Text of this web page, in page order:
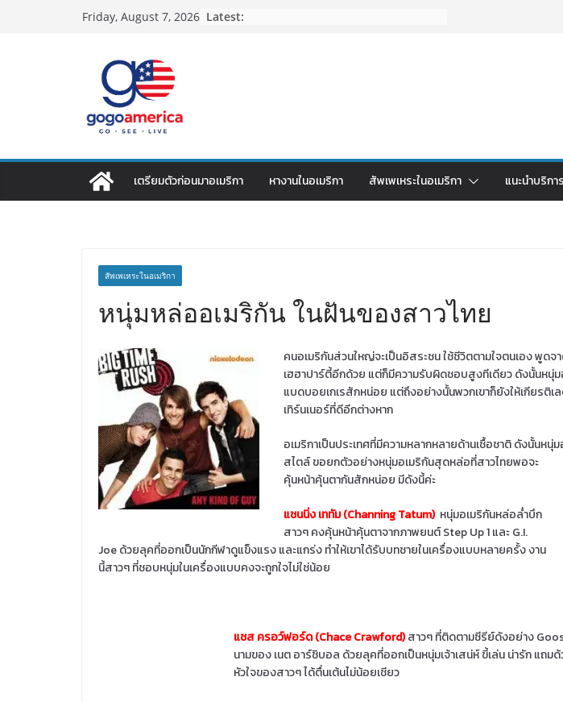
Friday, August 7, 2026 Latest:
เตรียมตัวก่อนมาอเมริกา หางานในอเมริกา สัพเพเหระในอเมริกา แนะนำบริก
สัพเพเหระในอเมริกา
หนุ่มหล่ออเมริกัน ในฝันของสาวไทย
คนอเมริกันส่วนใหญ่จะเป็นอิสระชน ใช้ชีวิตตามใจตนเอง พูดจ
เฮฮาปาร์ตี้อีกด้วย แต่ก็มีความรับผิดชอบสูงทีเดียว ดังนั้นหนุ่ม
แบดบอยเกเรสักหน่อย แต่ถึงอย่างนั้นพวกเขาก็ยังให้เกียรติเ
เทิร์นเนอร์ที่ดีอีกต่างหาก
อเมริกาเป็นประเทศที่มีความหลากหลายด้านเชื้อชาติ ดังนั้นหนุ่
สไตล์ ขอยกตัวอย่างหนุ่มอเมริกันสุดหล่อที่สาวไทยพอจะ
คุ้นหน้าคุ้นตากันสักหน่อย มีดังนี้ค่ะ
แชนนิ่ง เททัม (Channing Tatum) หนุ่มอเมริกันหล่อล่ำบึก
สาวๆ คงคุ้นหน้าคุ้นตาจากภาพยนต์ Step Up 1 และ G.I.
Joe ด้วยลุคที่ออกเป็นนักกีฬาดูแข็งแรง และแกร่ง ทำให้เขาได้รับบทชายในเครื่องแบบหลายครั้ง งาน
นี้สาวๆ ที่ชอบหนุ่มในเครื่องแบบคงจะถูกใจไม่ใช่น้อย
แชส ครอว์ฟอร์ด (Chace Crawford)สาวๆ ที่ติดตามซีรีย์ดังอย่าง
นามของ เนต อาร์ชิบอล ด้วยลุคที่ออกเป็นหนุ่มเจ้าเสน่ห์ ขี้เล่น น่ารัก แถม
หัวใจของสาวๆ ได้ตื่นเต้นไม่น้อยเชียว